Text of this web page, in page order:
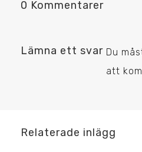
0 Kommentarer
Lämna ett svar Du
att
Relaterade inlägg